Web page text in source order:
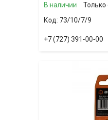
В наличии
Только
73/10/7/9
+7 (727) 391-00-00